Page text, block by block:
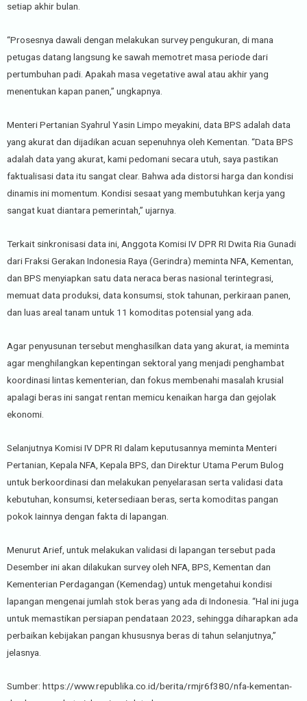
setiap akhir bulan.
“Prosesnya dawali dengan melakukan survey pengukuran, di mana
petugas datang langsung ke sawah memotret masa periode dari
pertumbuhan padi. Apakah masa vegetative awal atau akhir yang
menentukan kapan panen,” ungkapnya.
Menteri Pertanian Syahrul Yasin Limpo meyakini, data BPS adalah data
yang akurat dan dijadikan acuan sepenuhnya oleh Kementan. “Data BPS
adalah data yang akurat, kami pedomani secara utuh, saya pastikan
faktualisasi data itu sangat clear. Bahwa ada distorsi harga dan kondisi
dinamis ini momentum. Kondisi sesaat yang membutuhkan kerja yang
sangat kuat diantara pemerintah,” ujarnya.
Terkait sinkronisasi data ini, Anggota Komisi IV DPR RI Dwita Ria Gunadi
dari Fraksi Gerakan Indonesia Raya (Gerindra) meminta NFA, Kementan,
dan BPS menyiapkan satu data neraca beras nasional terintegrasi,
memuat data produksi, data konsumsi, stok tahunan, perkiraan panen,
dan luas areal tanam untuk 11 komoditas potensial yang ada.
Agar penyusunan tersebut menghasilkan data yang akurat, ia meminta
agar menghilangkan kepentingan sektoral yang menjadi penghambat
koordinasi lintas kementerian, dan fokus membenahi masalah krusial
apalagi beras ini sangat rentan memicu kenaikan harga dan gejolak
ekonomi.
Selanjutnya Komisi IV DPR RI dalam keputusannya meminta Menteri
Pertanian, Kepala NFA, Kepala BPS, dan Direktur Utama Perum Bulog
untuk berkoordinasi dan melakukan penyelarasan serta validasi data
kebutuhan, konsumsi, ketersediaan beras, serta komoditas pangan
pokok Iainnya dengan fakta di lapangan.
Menurut Arief, untuk melakukan validasi di lapangan tersebut pada
Desember ini akan dilakukan survey oleh NFA, BPS, Kementan dan
Kementerian Perdagangan (Kemendag) untuk mengetahui kondisi
lapangan mengenai jumlah stok beras yang ada di Indonesia. “Hal ini juga
untuk memastikan persiapan pendataan 2023, sehingga diharapkan ada
perbaikan kebijakan pangan khususnya beras di tahun selanjutnya,”
jelasnya.
Sumber: https://www.republika.co.id/berita/rmjr6f380/nfa-kementan-